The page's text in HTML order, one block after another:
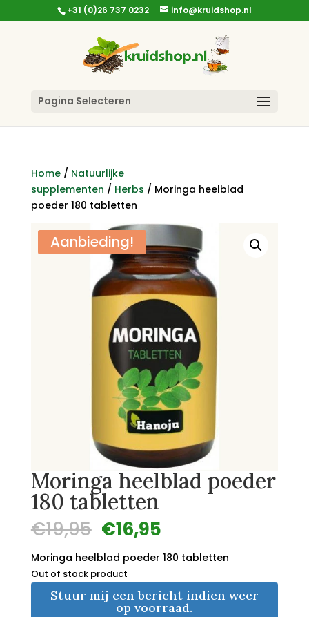
+31 (0)26 737 0232 info@kruidshop.nl
Pagina Selecteren
Home/ Natuurlijke
supplementen / Herbs / Moringa heelblad
poeder 180 tabletten
Aanbieding!
Moringa heelblad poeder
180 tabletten
€19,95 Oorspronkelijke
prijs
was:
€19,95.
€16,95Huidige
is:
€16,95.
Moringa heelblad poeder 180 tabletten
Out of stock product
Stuur mij een bericht indien weer
op voorraad.